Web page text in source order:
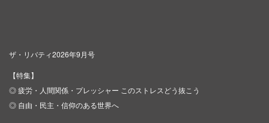
ザ・リバティ2026年9月号
【特集】
◎ 疲労・人間関係・プレッシャー このストレスどう抜こう
◎ 自由・民主・信仰のある世界へ